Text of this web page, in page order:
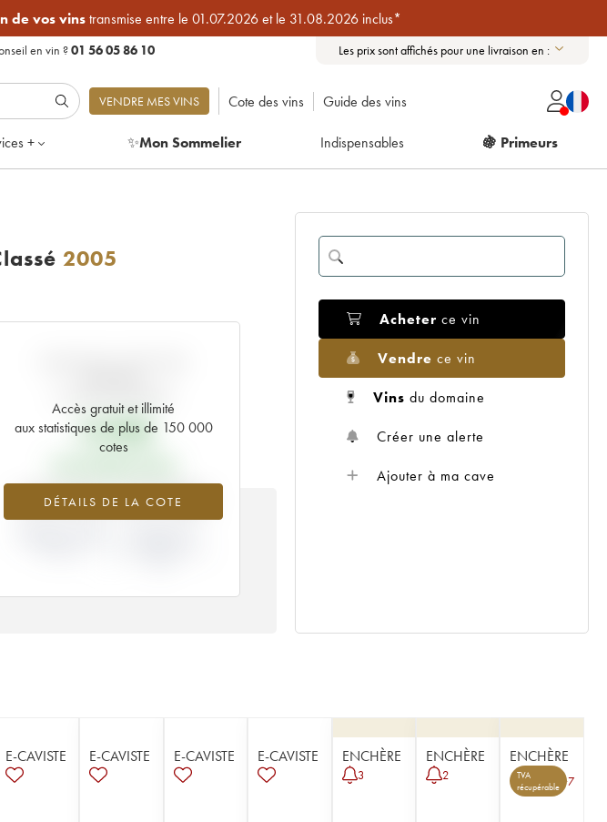
de vos vinstransmise entre le 01.07.2026 et le 31.08.2026 inclus*
en vin ?01 56 05 86 10 Les prix sont affichés pour une livraison en :
VENDRE MES VINS Cote des vins Guide des vins
+ ✨Mon Sommelier Indispensables 🍇 Primeurs
2005
Accès gratuit et illimité
aux statistiques de plus de 150 000
cotes
DÉTAILS DE LA COTE
109€
+50.04%+127.08%
Acheter ce vin
Vendre ce vin
Vins du domaine
Créer une alerte
Ajouter à ma cave
E-CAVISTE E-CAVISTE E-CAVISTE E-CAVISTE ENCHÈRE
3
ENCHÈRE
2
ENCHÈRE
TVA
récupérable
7